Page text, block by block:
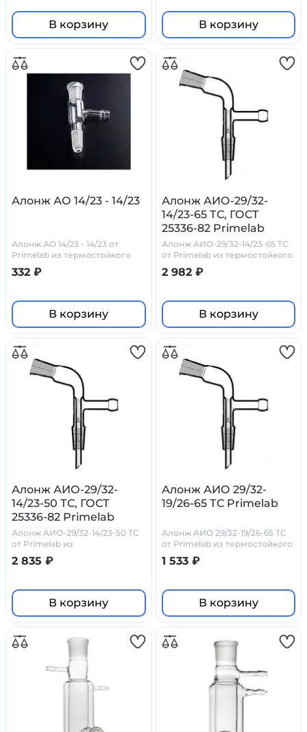
В корзину В корзину
Алонж АО 14/23 - 14/23
Алонж АО 14/23 - 14/23 от
Primelab из термостойкого
стекла
332 ₽
В корзину
Алонж АИО-29/32-
14/23-65 ТС, ГОСТ
25336-82 Primelab
Алонж АИО-29/32-14/23-65 ТС
от Primelab из термостойкого
стекла
2 982 ₽
В корзину
Алонж АИО-29/32-
14/23-50 ТС, ГОСТ
25336-82 Primelab
Алонж АИО-29/32-14/23-50 ТС
от Primelab из
боросиликатного стекла
Simax
2 835 ₽
В корзину
Алонж АИО 29/32-
19/26-65 ТС Primelab
Алонж АИО 29/32-19/26-65 ТС
от Primelab из термостойкого
стекла
1 533 ₽
В корзину